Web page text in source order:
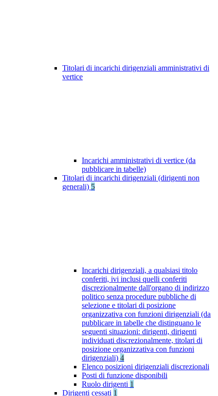
Titolari di incarichi dirigenziali amministrativi di
vertice
Incarichi amministrativi di vertice (da
pubblicare in tabelle)
Titolari di incarichi dirigenziali (dirigenti non
generali) 5
Incarichi dirigenziali, a qualsiasi titolo
conferiti, ivi inclusi quelli conferiti
discrezionalmente dall'organo di indirizzo
politico senza procedure pubbliche di
selezione e titolari di posizione
organizzativa con funzioni dirigenziali (da
pubblicare in tabelle che distinguano le
seguenti situazioni: dirigenti, dirigenti
individuati discrezionalmente, titolari di
posizione organizzativa con funzioni
dirigenziali) 4
Elenco posizioni dirigenziali discrezionali
Posti di funzione disponibili
Ruolo dirigenti 1
Dirigenti cessati 1